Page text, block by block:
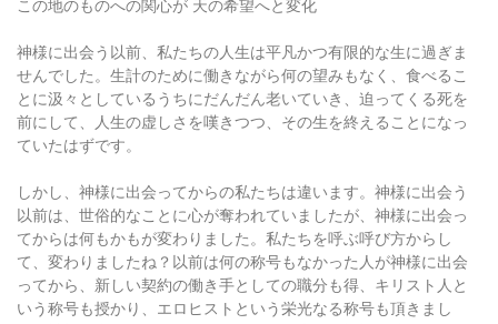
この地のものへの関心が 天の希望へと変化
神様に出会う以前、私たちの人生は平凡かつ有限的な生に過ぎま
せんでした。生計のために働きながら何の望みもなく、食べるこ
とに汲々としているうちにだんだん老いていき、迫ってくる死を
前にして、人生の虚しさを嘆きつつ、その生を終えることになっ
ていたはずです。
しかし、神様に出会ってからの私たちは違います。神様に出会う
以前は、世俗的なことに心が奪われていましたが、神様に出会っ
てからは何もかもが変わりました。私たちを呼ぶ呼び方からし
て、変わりましたね？以前は何の称号もなかった人が神様に出会
ってから、新しい契約の働き手としての職分も得、キリスト人と
いう称号も授かり、エロヒストという栄光なる称号も頂きまし